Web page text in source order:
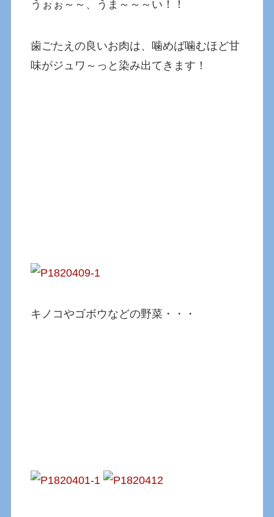
うぉぉ～～、うま～～～い！！
歯ごたえの良いお肉は、噛めば噛むほど甘
味がジュワ～っと染み出てきます！
キノコやゴボウなどの野菜・・・